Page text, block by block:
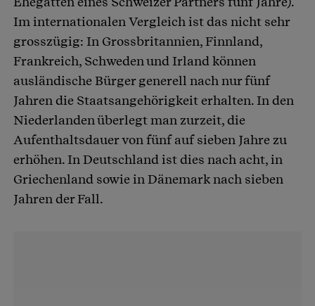
Im internationalen Vergleich ist das nicht sehr
grosszügig: In Grossbritannien, Finnland,
Frankreich, Schweden und Irland können
ausländische Bürger generell nach nur fünf
Jahren die Staatsangehörigkeit erhalten. In den
Niederlanden überlegt man zurzeit, die
Aufenthaltsdauer von fünf auf sieben Jahre zu
erhöhen. In Deutschland ist dies nach acht, in
Griechenland sowie in Dänemark nach sieben
Jahren der Fall.